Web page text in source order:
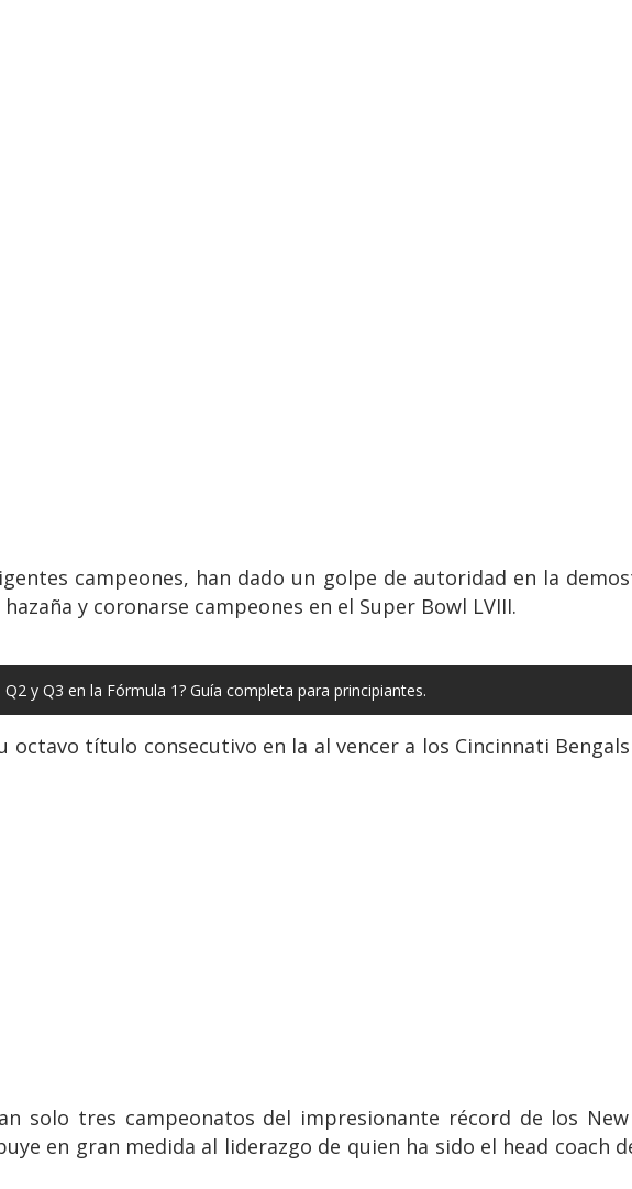
campeones, han dado un golpe de autoridad en la
y coronarse campeones en el Super Bowl LVIII.
Q2 y Q3 en la Fórmula 1? Guía completa para principiantes.
octavo título consecutivo en la al vencer a los Cincinnati
solo tres campeonatos del impresionante récord de los
en gran medida al liderazgo de quien ha sido el head coach